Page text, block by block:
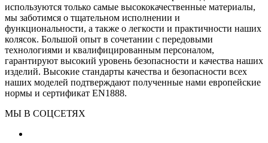
используются только самые высококачественные материалы,
мы заботимся о тщательном исполнении и
функциональности, а также о легкости и практичности наших
колясок. Большой опыт в сочетании с передовыми
технологиями и квалифицированным персоналом,
гарантируют высокий уровень безопасности и качества наших
изделий. Высокие стандарты качества и безопасности всех
наших моделей подтверждают полученные нами европейские
нормы и сертификат EN1888.
МЫ В СОЦСЕТЯХ